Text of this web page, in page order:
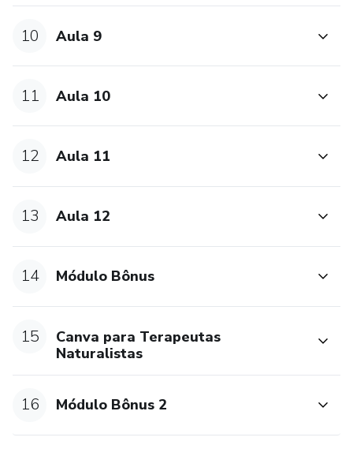
10 Aula 9
11 Aula 10
12 Aula 11
13 Aula 12
14 Módulo Bônus
15
Canva para Terapeutas
Naturalistas
16 Módulo Bônus 2